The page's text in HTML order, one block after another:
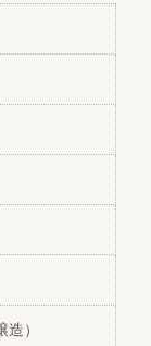
）